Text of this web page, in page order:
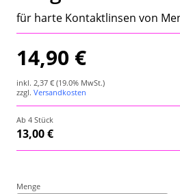
Wetterstation
Hygrometer
Über uns
Kontakt
für harte Kontaktlinsen von
14,90 €
inkl. 2,37 € (19.0% MwSt.)
zzgl. Versandkosten
Ab 4 Stück
13,00 €
Menge